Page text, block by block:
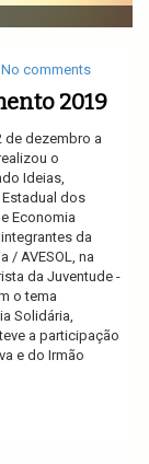
No comments
2019
de dezembro a
o
Ideias,
dos
Economia
da
/ AVESOL, na
da Juventude -
o tema
Solidária,
a participação
e do Irmão